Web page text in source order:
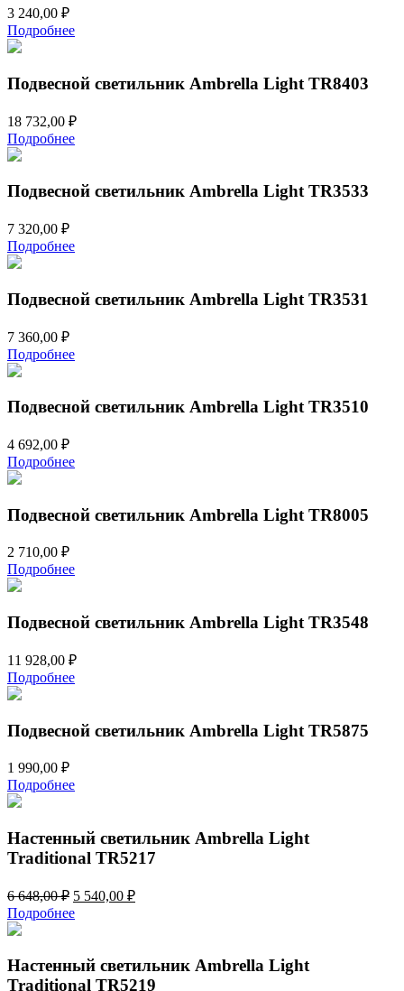
3 240,00 ₽
Подробнее
Подвесной светильник Ambrella Light TR8403
18 732,00 ₽
Подробнее
Подвесной светильник Ambrella Light TR3533
7 320,00 ₽
Подробнее
Подвесной светильник Ambrella Light TR3531
7 360,00 ₽
Подробнее
Подвесной светильник Ambrella Light TR3510
4 692,00 ₽
Подробнее
Подвесной светильник Ambrella Light TR8005
2 710,00 ₽
Подробнее
Подвесной светильник Ambrella Light TR3548
11 928,00 ₽
Подробнее
Подвесной светильник Ambrella Light TR5875
1 990,00 ₽
Подробнее
Настенный светильник Ambrella Light
Traditional TR5217
6 648,00₽ Первоначальная
цена
составляла
648,00 ₽.
5 540,00 ₽Текущая
Подробнее
Настенный светильник Ambrella Light
Traditional TR5219